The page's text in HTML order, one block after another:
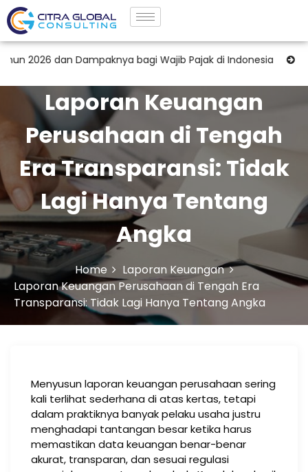
Dampaknya bagi Wajib Pajak di Indonesia Jasa
Laporan Keuangan
Perusahaan di Tengah
Era Transparansi: Tidak
Lagi Hanya Tentang
Angka
Home
Laporan Keuangan
Laporan Keuangan Perusahaan di Tengah Era
Transparansi: Tidak Lagi Hanya Tentang Angka
Menyusun laporan keuangan perusahaan sering
kali terlihat sederhana di atas kertas, tetapi
dalam praktiknya banyak pelaku usaha justru
menghadapi tantangan besar ketika harus
memastikan data keuangan benar-benar
akurat, transparan, dan sesuai regulasi